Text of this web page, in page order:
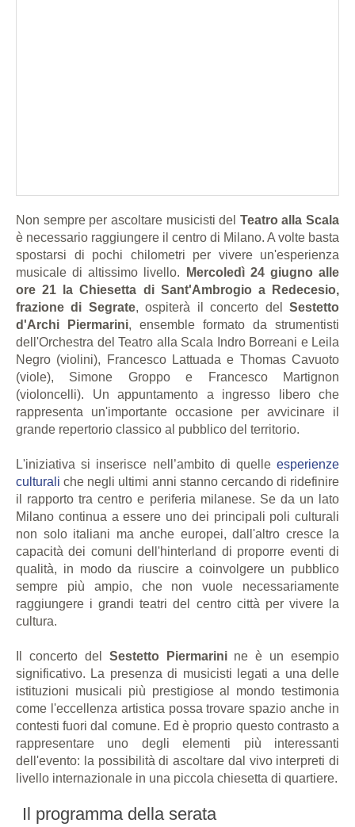
Non sempre per ascoltare musicisti del Teatro alla Scala
è necessario raggiungere il centro di Milano. A volte basta
spostarsi di pochi chilometri per vivere un'esperienza
musicale di altissimo livello.
Mercoledì 24 giugno alle
ore 21 la Chiesetta di Sant'Ambrogio a Redecesio,
frazione di Segrate, ospiterà il concerto delSestetto
d'Archi Piermarini, ensemble formato da strumentisti
dell'Orchestra del Teatro alla Scala Indro Borreani e Leila
Negro (violini), Francesco Lattuada e Thomas Cavuoto
(viole), Simone Groppo e Francesco Martignon
(violoncelli). Un appuntamento a ingresso libero che
rappresenta un'importante occasione per avvicinare il
grande repertorio classico al pubblico del territorio.
L'iniziativa si inserisce nell’ambito di quelle esperienze
culturali che negli ultimi anni stanno cercando di ridefinire
il rapporto tra centro e periferia milanese. Se da un lato
Milano continua a essere uno dei principali poli culturali
non solo italiani ma anche europei, dall'altro cresce la
capacità dei comuni dell'hinterland di proporre eventi di
qualità, in modo da riuscire a coinvolgere un pubblico
sempre più ampio, che non vuole necessariamente
raggiungere i grandi teatri del centro città per vivere la
cultura.
Il concerto del Sestetto Piermarinine è un esempio
significativo. La presenza di musicisti legati a una delle
istituzioni musicali più prestigiose al mondo testimonia
come l'eccellenza artistica possa trovare spazio anche in
contesti fuori dal comune. Ed è proprio questo contrasto a
rappresentare uno degli elementi più interessanti
dell'evento: la possibilità di ascoltare dal vivo interpreti di
livello internazionale in una piccola chiesetta di quartiere.
Il programma della serata